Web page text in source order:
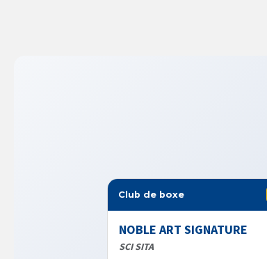
Club de boxe
NOBLE ART SIGNATURE
SCI SITA